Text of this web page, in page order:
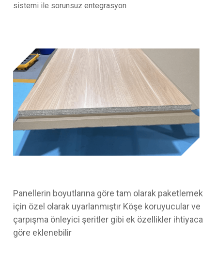
sistemi ile sorunsuz entegrasyon
Panellerin boyutlarına göre tam olarak paketlemek
için özel olarak uyarlanmıştır Köşe koruyucular ve
çarpışma önleyici şeritler gibi ek özellikler ihtiyaca
göre eklenebilir